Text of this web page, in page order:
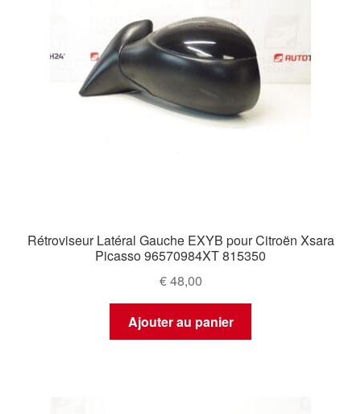
Rétroviseur Latéral Gauche EXYB pour Citroën Xsara
Picasso 96570984XT 815350
€48,00
Ajouter au panier